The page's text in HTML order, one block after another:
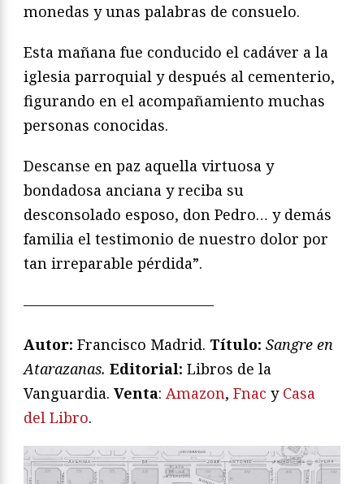
monedas y unas palabras de consuelo.
Esta mañana fue conducido el cadáver a la
iglesia parroquial y después al cementerio,
figurando en el acompañamiento muchas
personas conocidas.
Descanse en paz aquella virtuosa y
bondadosa anciana y reciba su
desconsolado esposo, don Pedro… y demás
familia el testimonio de nuestro dolor por
tan irreparable pérdida”.
—————————————
Autor: Francisco Madrid. Título: Sangre en
Atarazanas. Editorial: Libros de la
Vanguardia. Venta: Amazon, Fnac y Casa
del Libro.